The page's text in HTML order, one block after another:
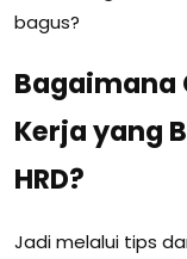
bagus?
Bagaimana
Kerja yang
HRD?
Jadi melalui tips